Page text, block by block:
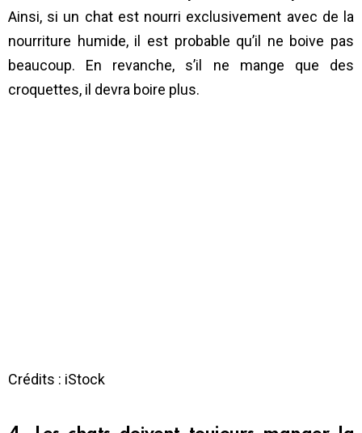
Ainsi, si un chat est nourri exclusivement avec de la
nourriture humide, il est probable qu’il ne boive pas
beaucoup. En revanche, s’il ne mange que des
croquettes, il devra boire plus.
Crédits : iStock